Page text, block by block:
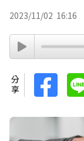
2023/11/02 16:16
分享